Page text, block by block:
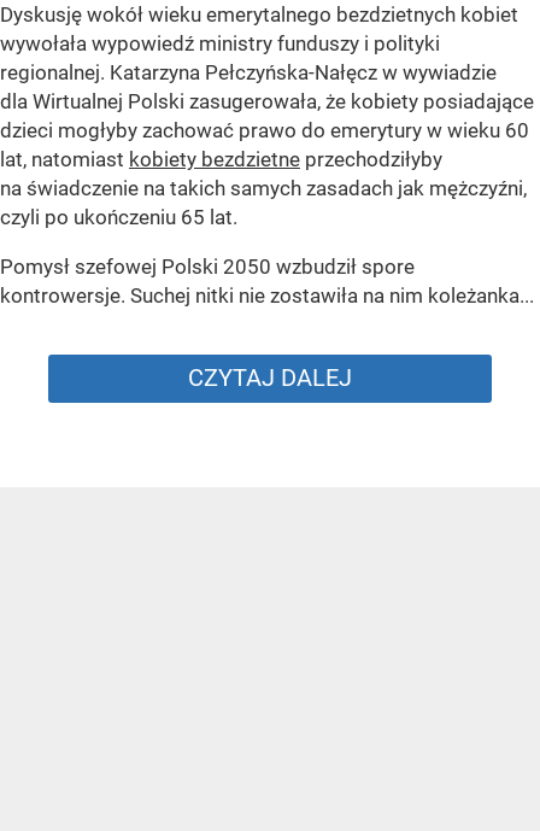
Dyskusję wokół wieku emerytalnego bezdzietnych kobiet
wywołała wypowiedź ministry funduszy i polityki
regionalnej. Katarzyna Pełczyńska-Nałęcz w wywiadzie
dla Wirtualnej Polski zasugerowała, że kobiety posiadające
dzieci mogłyby zachować prawo do emerytury w wieku 60
lat, natomiast kobiety bezdzietne przechodziłyby
na świadczenie na takich samych zasadach jak mężczyźni,
czyli po ukończeniu 65 lat.
Pomysł szefowej Polski 2050 wzbudził spore
kontrowersje. Suchej nitki nie zostawiła na nim koleżanka...
CZYTAJ DALEJ